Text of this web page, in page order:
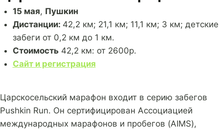
15 мая, Пушкин
Дистанции: 42,2 км; 21,1 км; 11,1 км; 3 км; детские
забеги от 0,2 км до 1 км.
Стоимость42,2 км: от 2600р.
Сайт и регистрация
Царскосельский марафон входит в серию забегов
Pushkin Run. Он сертифицирован Ассоциацией
международных марафонов и пробегов (AIMS),